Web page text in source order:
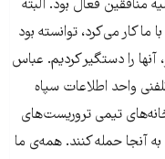
منافقین فعال بود. البته
کار می‌کرد، توانسته بود
آنها را دستگیر کردیم. عباس
واحد اطلاعات سپاه
تیمی تروریست‌های
به آنجا حمله کنند. همه‌ی ما